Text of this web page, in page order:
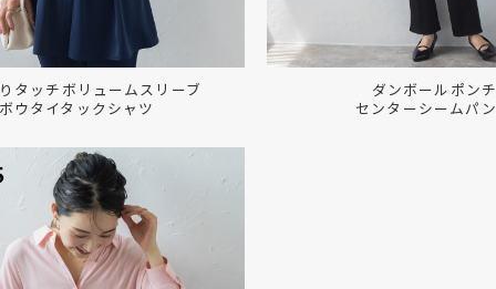
タッチボリュームスリーブ
ウタイタックシャツ
ダンボールポン
センターシームパ